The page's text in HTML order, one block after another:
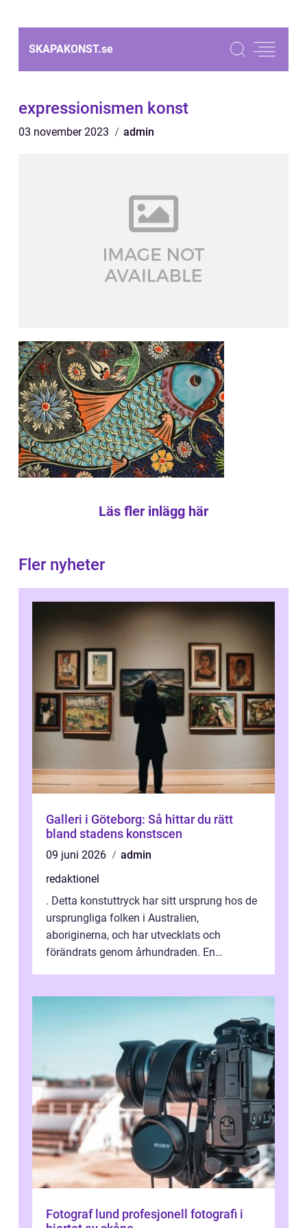
SKAPAKONST.se
expressionismen konst
03 november 2023 admin
Läs fler inlägg här
Fler nyheter
Galleri i Göteborg: Så hittar du rätt
bland stadens konstscen
09 juni 2026
admin
redaktionel
. Detta konstuttryck har sitt ursprung hos de
ursprungliga folken i Australien,
aboriginerna, och har utvecklats och
förändrats genom århundraden. En
Fotograf lund profesjonell fotografi i